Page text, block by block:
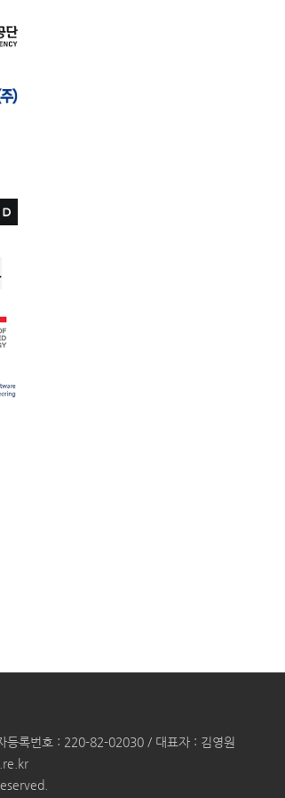
등록번호 : 220-82-02030 / 대표자 : 김영원